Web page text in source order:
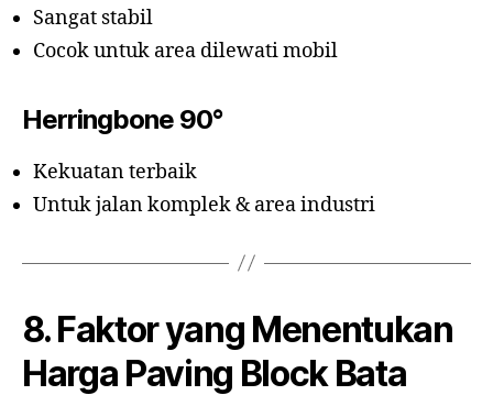
Sangat stabil
Cocok untuk area dilewati mobil
Herringbone 90°
Kekuatan terbaik
Untuk jalan komplek & area industri
8. Faktor yang Menentukan
Harga Paving Block Bata